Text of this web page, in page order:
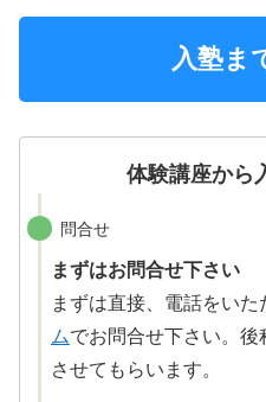
入塾ま
体験講座から
問合せ
まずはお問合せ下さい
まずは直接、電話をいた
ムでお問合せ下さい。
させてもらいます。